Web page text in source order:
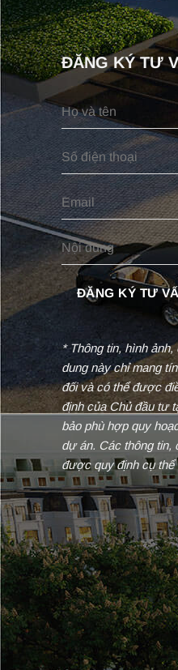
ĐĂNG KÝ TƯ
* Thông tin, hình
dung này chỉ mang
đối và có thể được
định của Chủ đầu tư
bảo phù hợp quy
dự án. Các thông
được quy định cụ thể